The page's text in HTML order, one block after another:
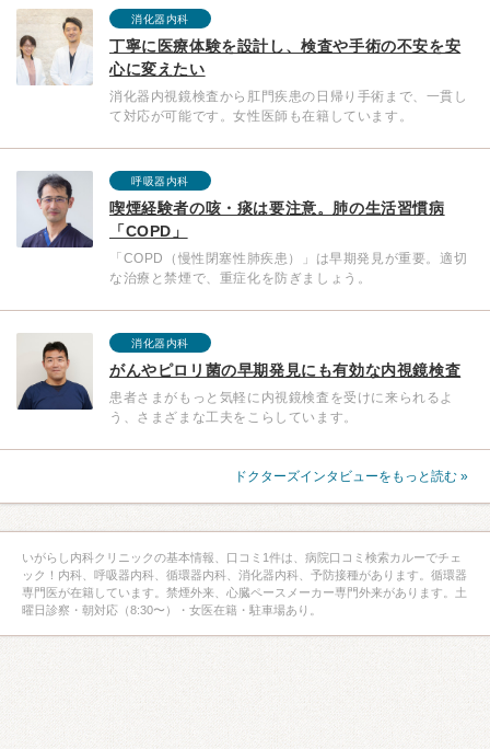
消化器内科
丁寧に医療体験を設計し、検査や手術の不安を安
心に変えたい
消化器内視鏡検査から肛門疾患の日帰り手術まで、一貫し
て対応が可能です。女性医師も在籍しています。
呼吸器内科
喫煙経験者の咳・痰は要注意。肺の生活習慣病
「COPD」
「COPD（慢性閉塞性肺疾患）」は早期発見が重要。適切
な治療と禁煙で、重症化を防ぎましょう。
消化器内科
がんやピロリ菌の早期発見にも有効な内視鏡検査
患者さまがもっと気軽に内視鏡検査を受けに来られるよ
う、さまざまな工夫をこらしています。
ドクターズインタビューをもっと読む »
いがらし内科クリニックの基本情報、口コミ1件は、病院口コミ検索カルーでチェ
ック！内科、呼吸器内科、循環器内科、消化器内科、予防接種があります。循環器
専門医が在籍しています。禁煙外来、心臓ペースメーカー専門外来があります。土
曜日診察・朝対応（8:30〜）・女医在籍・駐車場あり。